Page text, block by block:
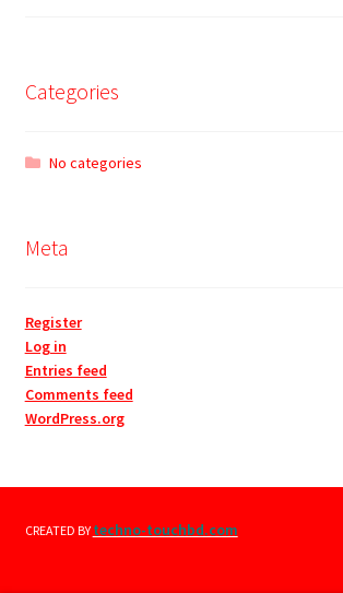
Categories
No categories
Meta
Register
Log in
Entries feed
Comments feed
WordPress.org
CREATED BY techno-touchbd.com